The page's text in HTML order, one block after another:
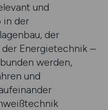
und
in der
der
Energietechnik –
werden,
und